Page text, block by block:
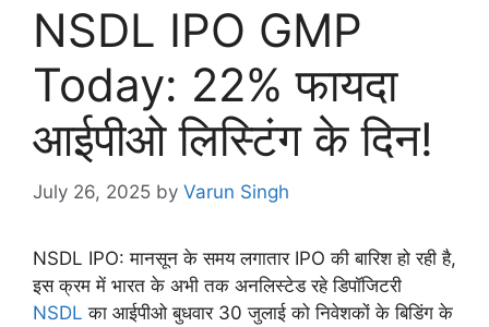
NSDL IPO GMP
Today: 22% फायदा
आईपीओ लिस्टिंग के दिन!
July 26, 2025 by Varun Singh
NSDL IPO: मानसून के समय लगातार IPO की बारिश हो रही है,
इस क्रम में भारत के अभी तक अनलिस्टेड रहे डिपॉजिटरी
NSDL का आईपीओ बुधवार 30 जुलाई को निवेशकों के बिडिंग के